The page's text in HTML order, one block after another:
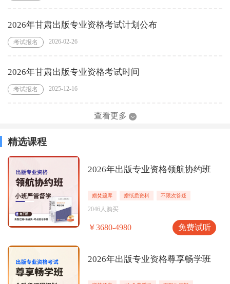
2026年甘肃出版专业资格考试计划公布
考试报名 2026-02-26
2026年甘肃出版专业资格考试时间
考试报名 2025-12-16
查看更多
精选课程
2026年出版专业资格领航协约班
赠焚题库 赠纸质资料 不限次答疑
2046人购买
￥3680-4980 免费试听
2026年出版专业资格尊享畅学班